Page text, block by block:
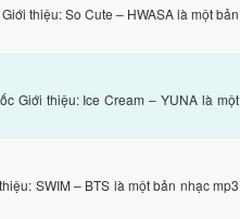
thiệu: So Cute – HWASA là một bản
Giới thiệu: Ice Cream – YUNA là một
SWIM – BTS là một bản nhạc mp3